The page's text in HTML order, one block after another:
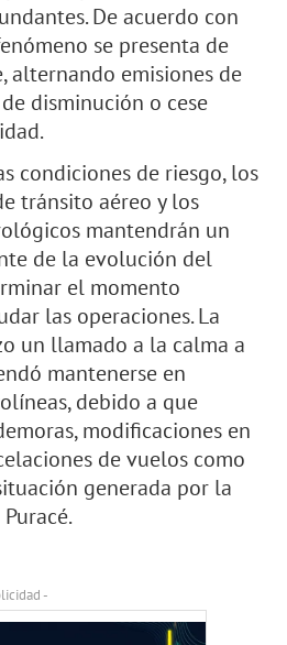
De acuerdo con
se presenta de
alternando emisiones de
disminución o cese
condiciones de riesgo, los
tránsito aéreo y los
mantendrán un
de la evolución del
el momento
las operaciones. La
un llamado a la calma a
mantenerse en
debido a que
modificaciones en
de vuelos como
generada por la
-